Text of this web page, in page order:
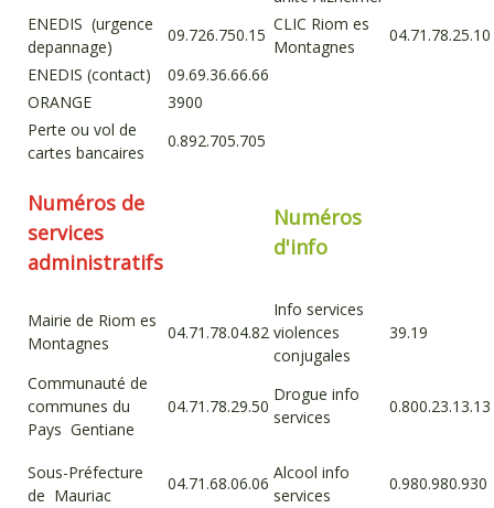
ENEDIS (urgence
depannage)
09.726.750.15
CLIC Riom es
Montagnes
04.71.78.25.10
ENEDIS (contact)
09.69.36.66.66
ORANGE
3900
Perte ou vol de
cartes bancaires
0.892.705.705
Numéros de
services
administratifs
Numéros
d'info
Mairie de Riom es
Montagnes
04.71.78.04.82
Info services
violences
conjugales
39.19
Communauté de
communes du
Pays Gentiane
04.71.78.29.50
Drogue info
services
0.800.23.13.13
Sous-Préfecture
de Mauriac
04.71.68.06.06
Alcool info
services
0.980.980.930